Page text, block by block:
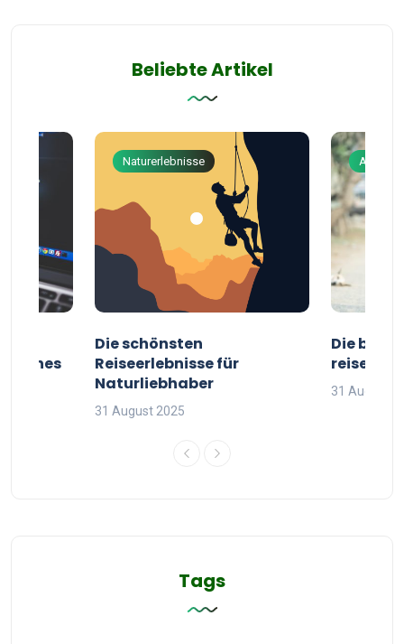
Beliebte Artikel
deines
Naturerlebnisse
Die schönsten
Reiseerlebnisse für
Naturliebhaber
31 August 2025
Die
reisende
31 August
Tags